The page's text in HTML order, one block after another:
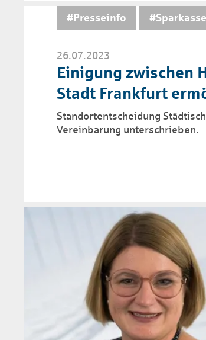
#Presseinfo
26.07.2023
Einigung zwischen
Stadt Frankfurt
Standortentscheidung
Vereinbarung unterschrieben.